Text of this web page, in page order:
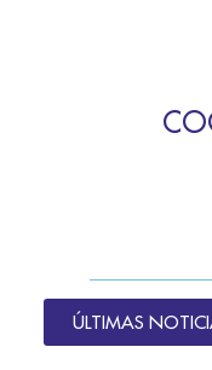
ÚLTIMAS